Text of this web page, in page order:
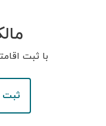
با ثبت
ثبت